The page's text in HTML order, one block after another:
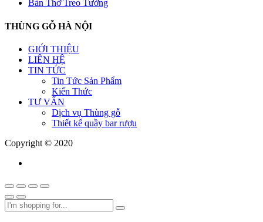
Bàn Thờ Treo Tường
THÙNG GỖ HÀ NỘI
GIỚI THIỆU
LIÊN HỆ
TIN TỨC
Tin Tức Sản Phẩm
Kiến Thức
TƯ VẤN
Dịch vụ Thùng gỗ
Thiết kế quầy bar rượu
Copyright © 2020